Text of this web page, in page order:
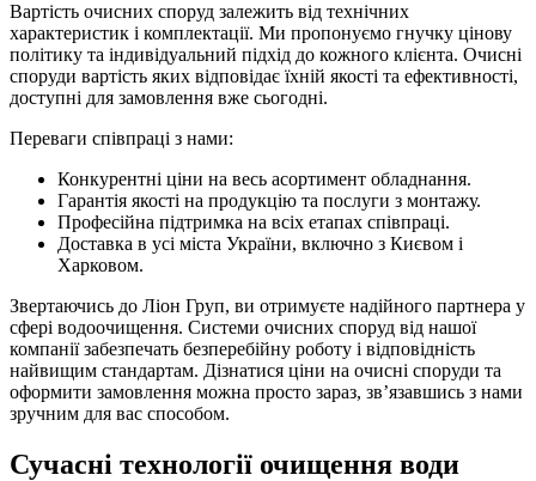
Вартість очисних споруд залежить від технічних
характеристик і комплектації. Ми пропонуємо гнучку цінову
політику та індивідуальний підхід до кожного клієнта. Очисні
споруди вартість яких відповідає їхній якості та ефективності,
доступні для замовлення вже сьогодні.
Переваги співпраці з нами:
Конкурентні ціни на весь асортимент обладнання.
Гарантія якості на продукцію та послуги з монтажу.
Професійна підтримка на всіх етапах співпраці.
Доставка в усі міста України, включно з Києвом і
Харковом.
Звертаючись до Ліон Груп, ви отримуєте надійного партнера у
сфері водоочищення. Системи очисних споруд від нашої
компанії забезпечать безперебійну роботу і відповідність
найвищим стандартам. Дізнатися ціни на очисні споруди та
оформити замовлення можна просто зараз, зв’язавшись з нами
зручним для вас способом.
Сучасні технології очищення води